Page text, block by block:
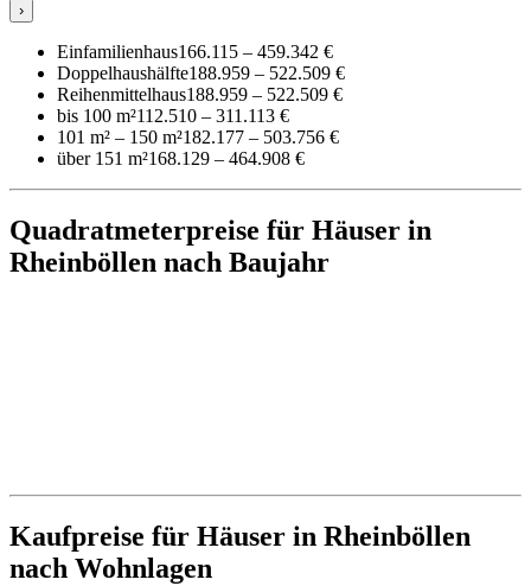
›
Einfamilienhaus166.115 – 459.342 €
Doppelhaushälfte188.959 – 522.509 €
Reihenmittelhaus188.959 – 522.509 €
bis 100 m²112.510 – 311.113 €
101 m² – 150 m²182.177 – 503.756 €
über 151 m²168.129 – 464.908 €
Quadratmeterpreise für Häuser in
Rheinböllen nach Baujahr
Kaufpreise für Häuser in Rheinböllen
nach Wohnlagen